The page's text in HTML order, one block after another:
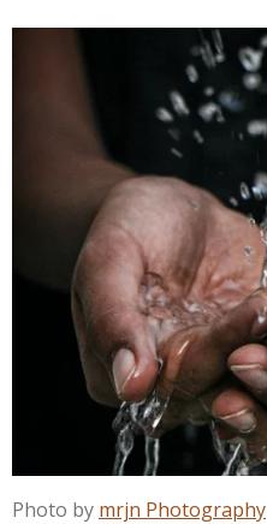
Photo by mrjn Photography